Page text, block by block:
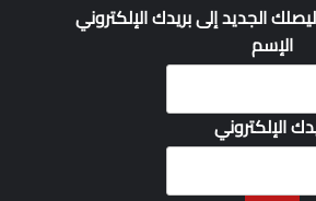
الجديد إلى بريدك الإلكتروني
الإسم
الإلكتروني